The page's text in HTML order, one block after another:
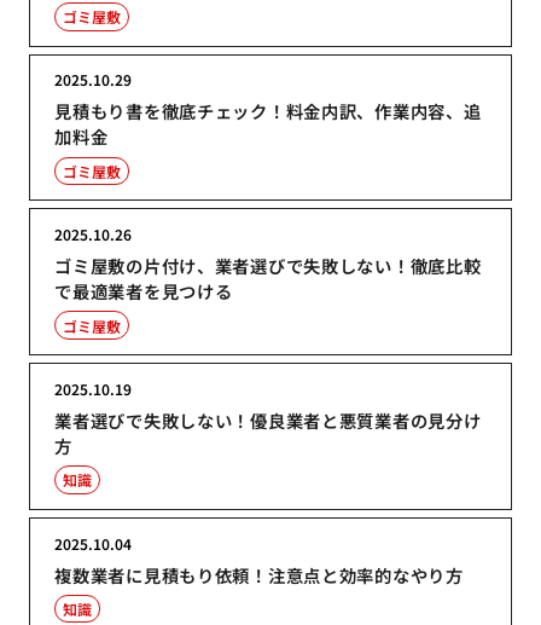
ゴミ屋敷
見積もり書を徹底チェック！料金内訳、作業内容、追
加料金
2025.10.29
ゴミ屋敷
ゴミ屋敷の片付け、業者選びで失敗しない！徹底比較
で最適業者を見つける
2025.10.26
ゴミ屋敷
業者選びで失敗しない！優良業者と悪質業者の見分け
方
2025.10.19
知識
複数業者に見積もり依頼！注意点と効率的なやり方
2025.10.04
知識